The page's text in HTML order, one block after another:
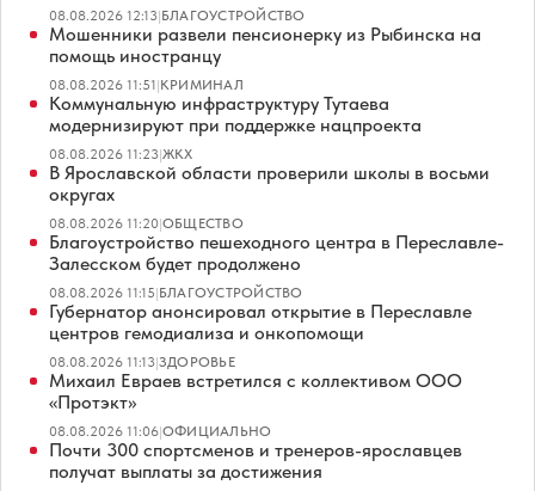
08.08.2026 12:13|БЛАГОУСТРОЙСТВО
Мошенники развели пенсионерку из Рыбинска на
помощь иностранцу
08.08.2026 11:51|КРИМИНАЛ
Коммунальную инфраструктуру Тутаева
модернизируют при поддержке нацпроекта
08.08.2026 11:23|ЖКХ
В Ярославской области проверили школы в восьми
округах
08.08.2026 11:20|ОБЩЕСТВО
Благоустройство пешеходного центра в Переславле-
Залесском будет продолжено
08.08.2026 11:15|БЛАГОУСТРОЙСТВО
Губернатор анонсировал открытие в Переславле
центров гемодиализа и онкопомощи
08.08.2026 11:13|ЗДОРОВЬЕ
Михаил Евраев встретился с коллективом ООО
«Протэкт»
08.08.2026 11:06|ОФИЦИАЛЬНО
Почти 300 спортсменов и тренеров-ярославцев
получат выплаты за достижения